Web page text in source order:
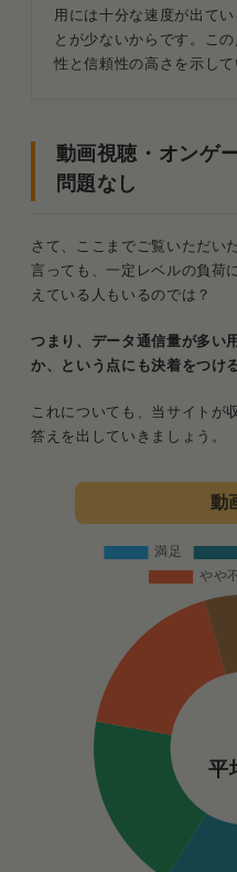
用には十分な速度が出て
とが少ないからです。こ
性と信頼性の高さを示して
動画視聴・オンゲ
問題なし
さて、ここまでご覧いただい
言っても、一定レベルの負荷
えている人もいるのでは？
つまり、データ通信量が多い
か、という点にも決着をつけ
これについても、当サイトが
答えを出していきましょう。
動
平